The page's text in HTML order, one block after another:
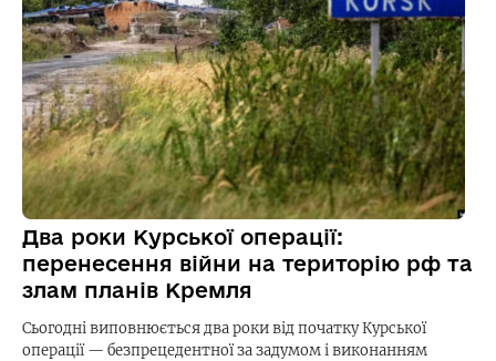
Два роки Курської операції:
перенесення війни на територію рф та
злам планів Кремля
Сьогодні виповнюється два роки від початку Курської
операції — безпрецедентної за задумом і виконанням